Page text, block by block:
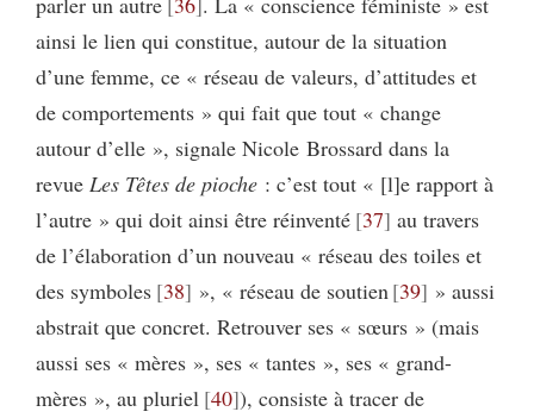
ainsi le lien qui constitue, autour de la situation
d’une femme, ce « réseau de valeurs, d’attitudes et
de comportements » qui fait que tout « change
autour d’elle », signale Nicole Brossard dans la
revue Les Têtes de pioche : c’est tout « [l]e rapport à
l’autre » qui doit ainsi être réinventé 37 au travers
de l’élaboration d’un nouveau « réseau des toiles et
des symboles 38 », « réseau de soutien 39 » aussi
abstrait que concret. Retrouver ses « sœurs » (mais
aussi ses « mères », ses « tantes », ses « grand-
mères », au pluriel 40 ), consiste à tracer de